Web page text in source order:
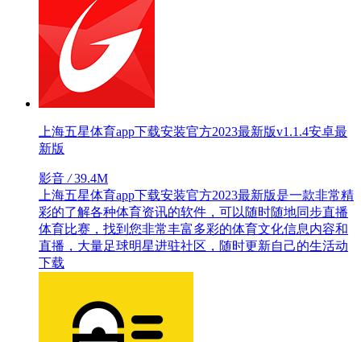
上海五星体育app下载安装官方2023最新版v1.1.4安卓最
新版
影音 /39.4M
上海五星体育app下载安装官方2023最新版是一款非常精
彩的了解各种体育资讯的软件，可以随时随地同步直播
体育比赛，找到您非常丰富多彩的体育文化信息内容和
直播，大量足球明星进驻社区，随时更新自己的生活动
下载